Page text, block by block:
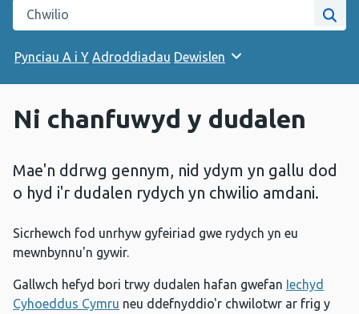
Chwilio gwefan Iechyd Cyhoeddus Cymru
Pynciau A i Y Adroddiadau Dewislen
Ni chanfuwyd y dudalen
Mae'n ddrwg gennym, nid ydym yn gallu dod
o hyd i'r dudalen rydych yn chwilio amdani.
Sicrhewch fod unrhyw gyfeiriad gwe rydych yn eu
mewnbynnu'n gywir.
Gallwch hefyd bori trwy dudalen hafan gwefan Iechyd
Cyhoeddus Cymru neu ddefnyddio'r chwilotwr ar frig y